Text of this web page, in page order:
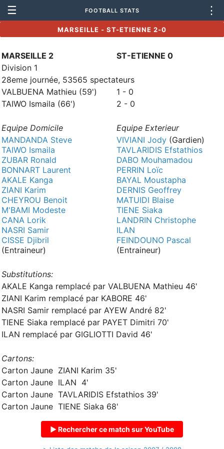
☰ FOOTBALL STATS ⋮
MARSEILLE - ST-ETIENNE 2-0
MARSEILLE 2
ST-ETIENNE 0
Division 1
28eme journée, 53565 spectateurs
VALBUENA Mathieu (59')
1 - 0
TAIWO Ismaila (66')
2 - 0
Equipe Domicile
Equipe Exterieur
MANDANDA Steve
TAIWO Ismaila
ZUBAR Ronald
BONNART Laurent
AKALE Kanga
ZIANI Karim
CHEYROU Benoit
M'BAMI Modeste
CANA Lorik
NASRI Samir
CISSE Djibril
(Entraineur)
VIVIANI Jody (Gardien)
TAVLARIDIS Efstathios
DABO Mouhamadou
PERRIN Loïc
BAYAL Moustapha
DERNIS Geoffrey
MATUIDI Blaise
TIENE Siaka
LANDRIN Christophe
ILAN
FEINDOUNO Pascal
(Entraineur)
Substitutions:
AKALE Kanga remplacé par VALBUENA Mathieu 46'
ZIANI Karim remplacé par KABORE 46'
NASRI Samir remplacé par AYEW André 82'
TIENE Siaka remplacé par PAYET Dimitri 70'
ILAN remplacé par GIGLIOTTI David 46'
Cartons:
Carton Jaune ZIANI Karim 35'
Carton Jaune ILAN 4'
Carton Jaune TAVLARIDIS Efstathios 39'
Carton Jaune TIENE Siaka 68'
▶ Rechercher ce match sur YouTube